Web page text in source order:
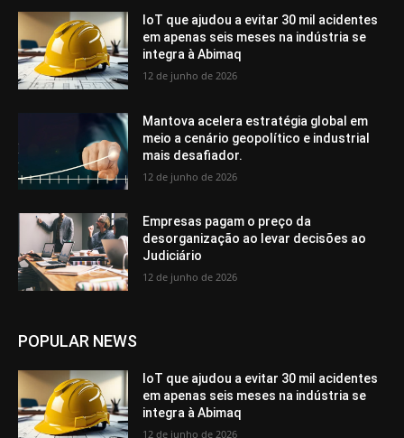
IoT que ajudou a evitar 30 mil acidentes
em apenas seis meses na indústria se
integra à Abimaq
12 de junho de 2026
Mantova acelera estratégia global em
meio a cenário geopolítico e industrial
mais desafiador.
12 de junho de 2026
Empresas pagam o preço da
desorganização ao levar decisões ao
Judiciário
12 de junho de 2026
POPULAR NEWS
IoT que ajudou a evitar 30 mil acidentes
em apenas seis meses na indústria se
integra à Abimaq
12 de junho de 2026